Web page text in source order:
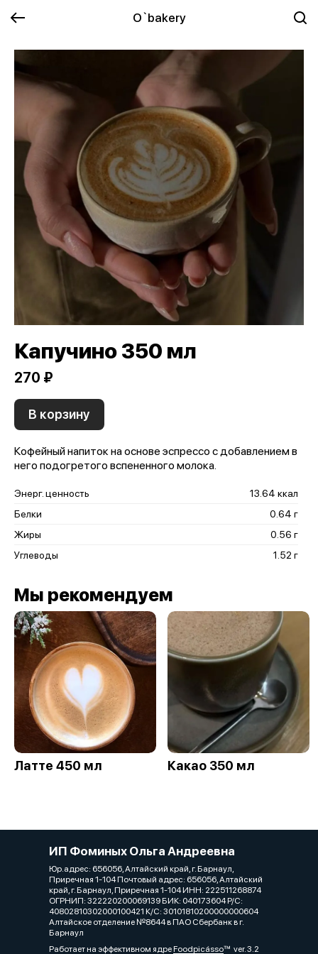
O`bakery
Капучино 350 мл
270 ₽
В корзину
Кофейный напиток на основе эспрессо с добавлением в
него подогретого вспененного молока.
Энерг. ценность
13.64 ккал
Белки
0.64 г
Жиры
0.56 г
Углеводы
1.52 г
Мы рекомендуем
Латте 450 мл Какао 350 мл
ИП Фоминых Ольга Андреевна
Юр.адрес: 656056, Алтайский край, г. Барнаул,
Приречная 1-104 Почтовый адрес: 656056, Алтайский
край, г. Барнаул, Приречная 1-104 ИНН: 222511268874
ОГРНИП: 322220200069139 БИК: 040173604 Р/С:
40802810302000100421 К/С: 30101810200000000604
Алтайское отделение №8644 в ПАО Сбербанк в г.
Барнаул
Работает на эффективном ядреFoodpicássover. 3.2